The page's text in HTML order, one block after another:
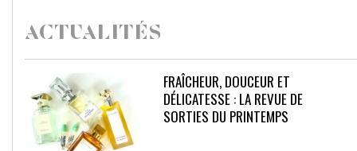
ACTUALITÉS
FRAÎCHEUR, DOUCEUR ET
DÉLICATESSE : LA REVUE DE
SORTIES DU PRINTEMPS